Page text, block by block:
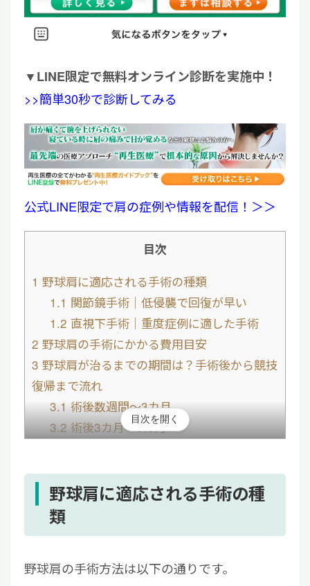
▼LINE限定で無料オンライン診断を実施中！
>>簡単30秒で診断してみる
公式LINE限定で肩の症例や情報を配信！＞＞
目次
1 野球肩に適応される手術の種類
1.1 関節鏡手術｜低侵襲で回復が早い
1.2 直視下手術｜重度症例に適した手術
2 野球肩の手術にかかる費用目安
3 野球肩が治るまでの期間は？手術後から競技
復帰まで流れ
3.1術後数週間～3カ月
3.2術後3カ月～6カ月
4.1保存療法
4.2
5.2野球肩がなかなか治らない理由は？
目次を開く
野球肩に適応される手術の種
類
野球肩の手術方法は以下の通りです。